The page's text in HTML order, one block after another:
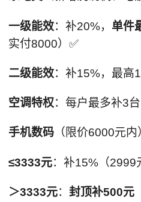
一级能效：补20%， 单件
实付8000）✅
二级能效：补15%，最高
空调特权：每户最多补3台
手机数码（限价6000元内
≤3333元：补15%（2999
＞3333元： 封顶补500元